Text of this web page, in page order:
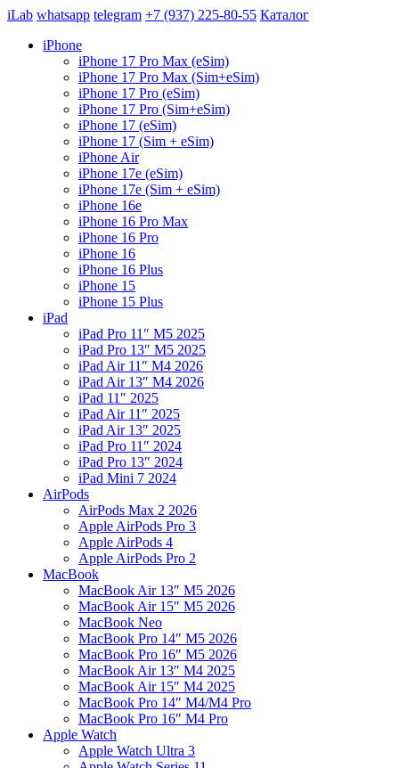
iLab whatsapp telegram +7 (937) 225-80-55 Каталог
iPhone
iPhone 17 Pro Max (eSim)
iPhone 17 Pro Max (Sim+eSim)
iPhone 17 Pro (eSim)
iPhone 17 Pro (Sim+eSim)
iPhone 17 (eSim)
iPhone 17 (Sim + eSim)
iPhone Air
iPhone 17e (eSim)
iPhone 17e (Sim + eSim)
iPhone 16e
iPhone 16 Pro Max
iPhone 16 Pro
iPhone 16
iPhone 16 Plus
iPhone 15
iPhone 15 Plus
iPad
iPad Pro 11″ M5 2025
iPad Pro 13″ M5 2025
iPad Air 11″ M4 2026
iPad Air 13″ M4 2026
iPad 11″ 2025
iPad Air 11″ 2025
iPad Air 13″ 2025
iPad Pro 11″ 2024
iPad Pro 13″ 2024
iPad Mini 7 2024
AirPods
AirPods Max 2 2026
Apple AirPods Pro 3
Apple AirPods 4
Apple AirPods Pro 2
MacBook
MacBook Air 13″ M5 2026
MacBook Air 15″ M5 2026
MacBook Neo
MacBook Pro 14″ M5 2026
MacBook Pro 16″ M5 2026
MacBook Air 13″ M4 2025
MacBook Air 15″ M4 2025
MacBook Pro 14″ M4/M4 Pro
MacBook Pro 16″ M4 Pro
Apple Watch
Apple Watch Ultra 3